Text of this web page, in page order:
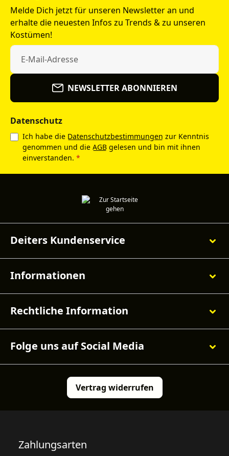
Melde Dich jetzt für unseren Newsletter an und
erhalte die neuesten Infos zu Trends & zu unseren
Kostümen!
NEWSLETTER ABONNIEREN
Datenschutz
Ich habe die Datenschutzbestimmungen zur Kenntnis
genommen und die AGB gelesen und bin mit ihnen
einverstanden. *
Deiters Kundenservice
Informationen
Rechtliche Information
Folge uns auf Social Media
Vertrag widerrufen
Zahlungsarten